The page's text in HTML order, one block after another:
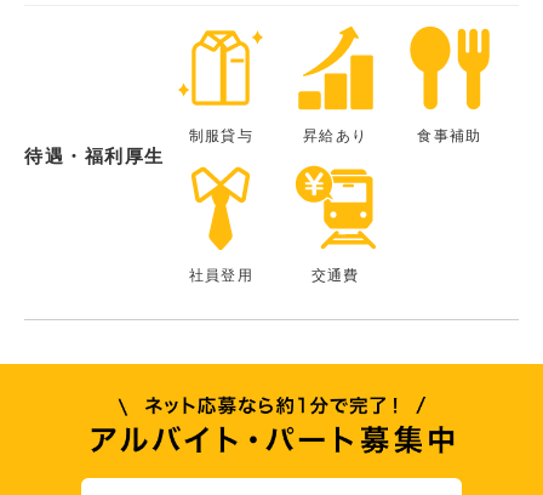
待遇・福利厚生
制服貸与 昇給あり 食事補助
社員登用 交通費